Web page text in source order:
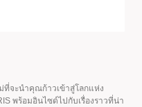
ที่จะนำคุณก้าวเข้าสู่โลกแห่ง
พร้อมอินไซด์ไปกับเรื่องราวที่น่า